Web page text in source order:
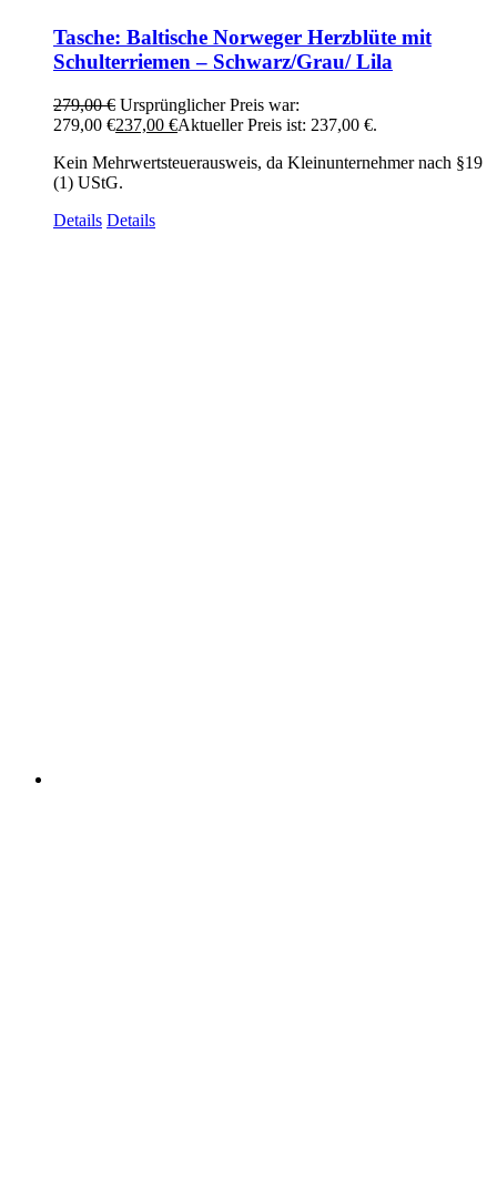
Tasche: Baltische Norweger Herzblüte mit
Schulterriemen – Schwarz/Grau/ Lila
279,00€ Ursprünglicher Preis war:
279,00 €237,00 €Aktueller Preis ist: 237,00 €.
Kein Mehrwertsteuerausweis, da Kleinunternehmer nach §19
(1) UStG.
Details Details